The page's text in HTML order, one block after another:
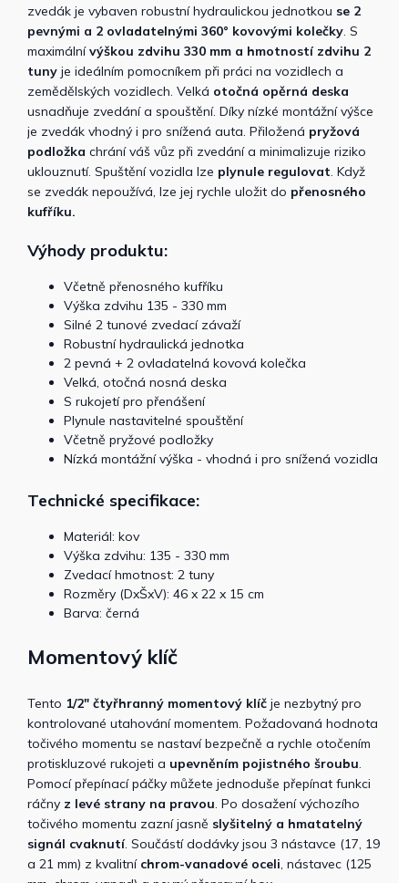
zvedák je vybaven robustní hydraulickou jednotkou se 2
pevnými a 2 ovladatelnými 360° kovovými kolečky. S
maximálnívýškou zdvihu 330 mm a hmotností zdvihu 2
tuny je ideálním pomocníkem při práci na vozidlech a
zemědělských vozidlech. Velká otočná opěrná deska
usnadňuje zvedání a spouštění. Díky nízké montážní výšce
je zvedák vhodný i pro snížená auta. Přiložená pryžová
podložka chrání váš vůz při zvedání a minimalizuje riziko
uklouznutí. Spuštění vozidla lze plynule regulovat. Když
se zvedák nepoužívá, lze jej rychle uložit do přenosného
kufříku.
Výhody produktu:
Včetně přenosného kufříku
Výška zdvihu 135 - 330 mm
Silné 2 tunové zvedací závaží
Robustní hydraulická jednotka
2 pevná + 2 ovladatelná kovová kolečka
Velká, otočná nosná deska
S rukojetí pro přenášení
Plynule nastavitelné spouštění
Včetně pryžové podložky
Nízká montážní výška - vhodná i pro snížená vozidla
Technické specifikace:
Materiál: kov
Výška zdvihu: 135 - 330 mm
Zvedací hmotnost: 2 tuny
Rozměry (DxŠxV): 46 x 22 x 15 cm
Barva: černá
Momentový klíč
Tento 1/2″ čtyřhranný momentový klíč je nezbytný pro
kontrolované utahování momentem. Požadovaná hodnota
točivého momentu se nastaví bezpečně a rychle otočením
protiskluzové rukojeti a upevněním pojistného šroubu.
Pomocí přepínací páčky můžete jednoduše přepínat funkci
ráčny z levé strany na pravou. Po dosažení výchozího
točivého momentu zazní jasně slyšitelný a hmatatelný
signál cvaknutí. Součástí dodávky jsou 3 nástavce (17, 19
a 21 mm) z kvalitní chrom-vanadové oceli, nástavec (125